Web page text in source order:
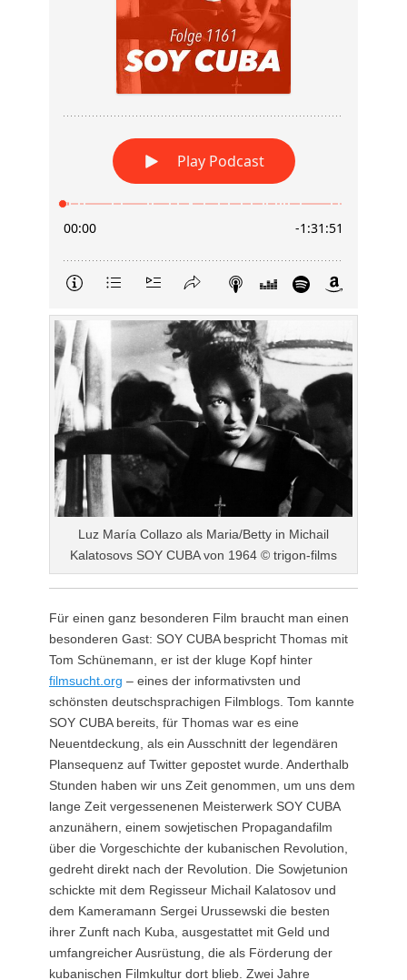
Luz María Collazo als Maria/Betty in Michail
Kalatosovs SOY CUBA von 1964 © trigon-films
Für einen ganz besonderen Film braucht man einen
besonderen Gast: SOY CUBA bespricht Thomas mit
Tom Schünemann, er ist der kluge Kopf hinter
filmsucht.org – eines der informativsten und
schönsten deutschsprachigen Filmblogs. Tom kannte
SOY CUBA bereits, für Thomas war es eine
Neuentdeckung, als ein Ausschnitt der legendären
Plansequenz auf Twitter gepostet wurde. Anderthalb
Stunden haben wir uns Zeit genommen, um uns dem
lange Zeit vergessenenen Meisterwerk SOY CUBA
anzunähern, einem sowjetischen Propagandafilm
über die Vorgeschichte der kubanischen Revolution,
gedreht direkt nach der Revolution. Die Sowjetunion
schickte mit dem Regisseur Michail Kalatosov und
dem Kameramann Sergei Urussewski die besten
ihrer Zunft nach Kuba, ausgestattet mit Geld und
umfangreicher Ausrüstung, die als Förderung der
kubanischen Filmkultur dort blieb. Zwei Jahre